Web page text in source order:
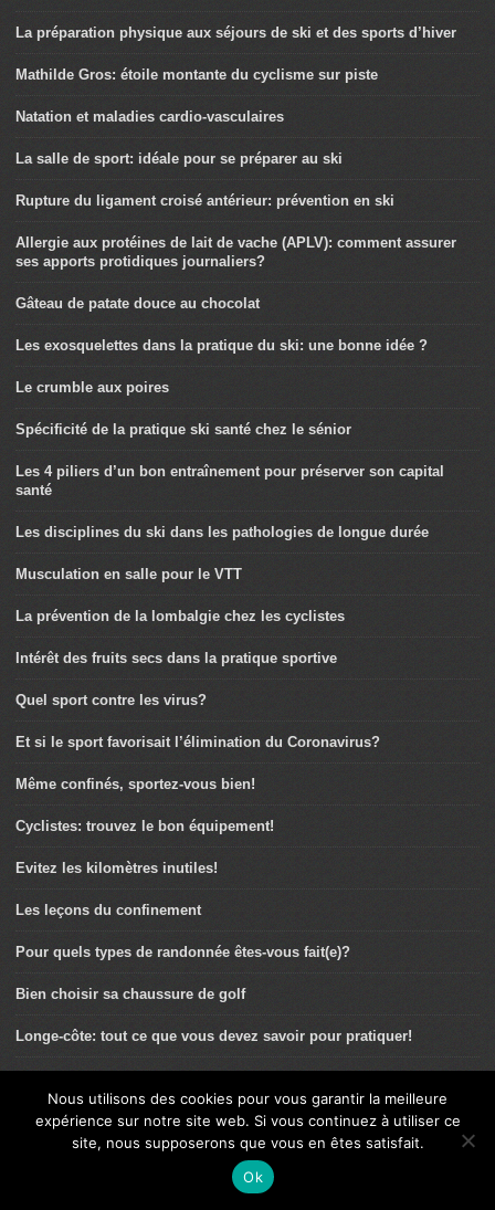
La préparation physique aux séjours de ski et des sports d’hiver
Mathilde Gros: étoile montante du cyclisme sur piste
Natation et maladies cardio-vasculaires
La salle de sport: idéale pour se préparer au ski
Rupture du ligament croisé antérieur: prévention en ski
Allergie aux protéines de lait de vache (APLV): comment assurer
ses apports protidiques journaliers?
Gâteau de patate douce au chocolat
Les exosquelettes dans la pratique du ski: une bonne idée ?
Le crumble aux poires
Spécificité de la pratique ski santé chez le sénior
Les 4 piliers d’un bon entraînement pour préserver son capital
santé
Les disciplines du ski dans les pathologies de longue durée
Musculation en salle pour le VTT
La prévention de la lombalgie chez les cyclistes
Intérêt des fruits secs dans la pratique sportive
Quel sport contre les virus?
Et si le sport favorisait l’élimination du Coronavirus?
Même confinés, sportez-vous bien!
Cyclistes: trouvez le bon équipement!
Evitez les kilomètres inutiles!
Les leçons du confinement
Pour quels types de randonnée êtes-vous fait(e)?
Bien choisir sa chaussure de golf
Longe-côte: tout ce que vous devez savoir pour pratiquer!
pathologies
Marie Dorin-Habert: « Je n’arrêterai jamais d’aller marcher en
Nous utilisons des cookies pour vous garantir la meilleure
expérience sur notre site web. Si vous continuez à utiliser ce
site, nous supposerons que vous en êtes satisfait.
Ok